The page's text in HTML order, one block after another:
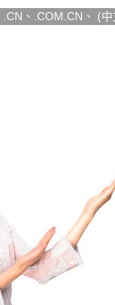
.CN、.COM.CN、 (